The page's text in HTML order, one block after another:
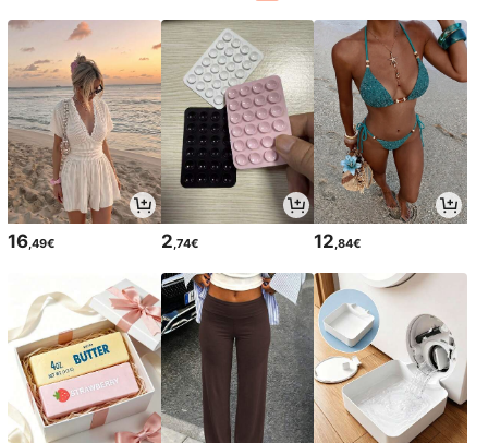
16,49€ 2,74€ 12,84€